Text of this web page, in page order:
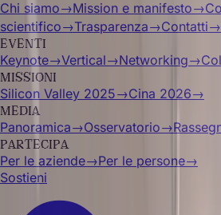
Chi siamo→Mission e manifesto→
scientifico→Trasparenza→Contatti→
EVENTI
Keynote→Vertical→Networking→
MISSIONI
Silicon Valley 2025→Cina 2026→
MEDIA
Panoramica→Osservatorio→
PARTECIPA
Per le aziende→Per le persone→
Sostieni